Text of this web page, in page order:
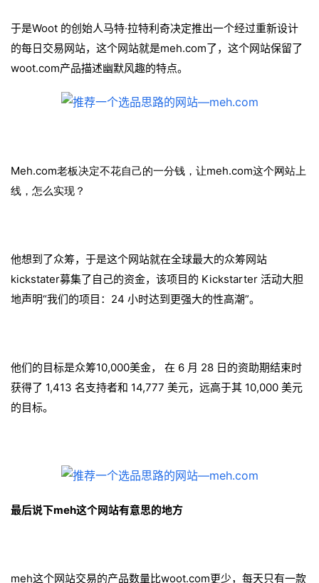
于是Woot 的创始人马特·拉特利奇决定推出一个经过重新设计
的每日交易网站，这个网站就是meh.com了，这个网站保留了
woot.com产品描述幽默风趣的特点。
Meh.com老板决定不花自己的一分钱，让meh.com这个网站上
线，怎么实现？
他想到了众筹，于是这个网站就在全球最大的众筹网站
kickstater募集了自己的资金，该项目的 Kickstarter 活动大胆
地声明“我们的项目：24 小时达到更强大的性高潮”。
他们的目标是众筹10,000美金， 在 6 月 28 日的资助期结束时
获得了 1,413 名支持者和 14,777 美元，远高于其 10,000 美元
的目标。
最后说下meh这个网站有意思的地方
meh这个网站交易的产品数量比woot.com更少，每天只有一款